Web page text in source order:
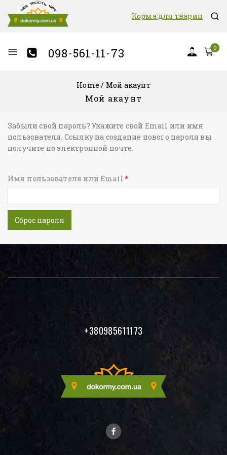
Корма для тварин
098-561-11-73 0
Home / Мой акаунт
Мой акаунт
Забыли свой пароль? Укажите свой Email или имя
пользователя. Ссылку на создание нового пароля вы
получите по электронной почте.
Имя пользователя или Email*
Сброс пароля
+380985611173